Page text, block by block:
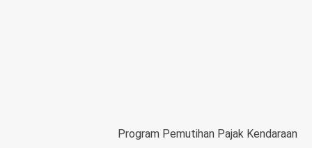
Program Pemutihan Pajak Kendaraan